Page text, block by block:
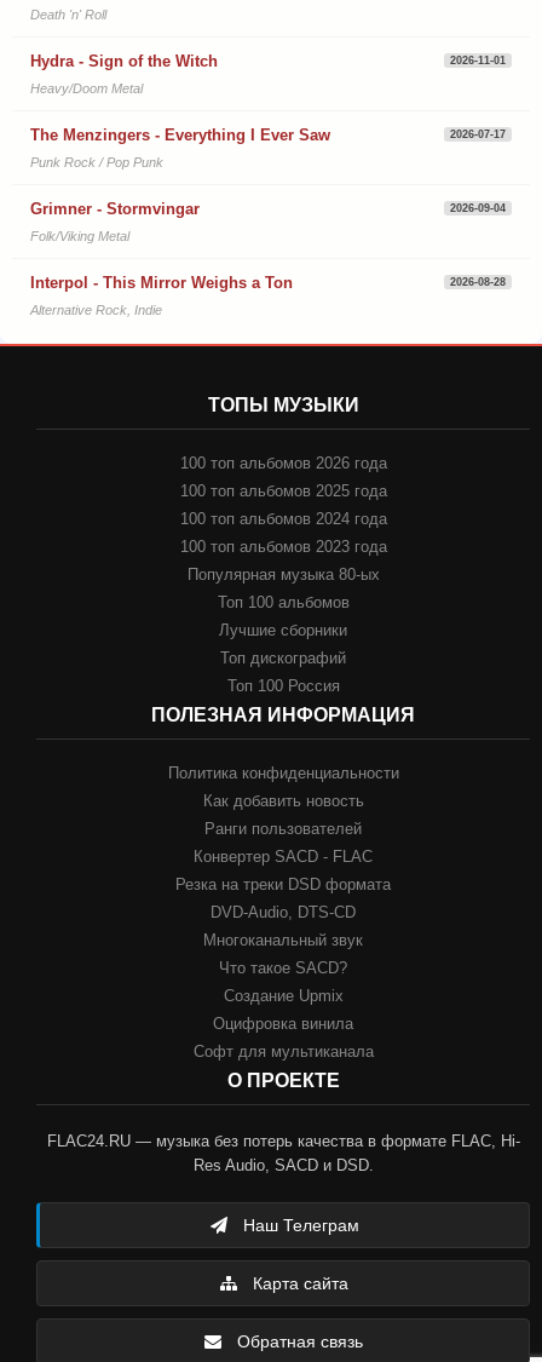
Death 'n' Roll
Hydra - Sign of the Witch 2026-11-01
Heavy/Doom Metal
The Menzingers - Everything I Ever Saw 2026-07-17
Punk Rock / Pop Punk
Grimner - Stormvingar 2026-09-04
Folk/Viking Metal
Interpol - This Mirror Weighs a Ton 2026-08-28
Alternative Rock, Indie
ТОПЫ МУЗЫКИ
100 топ альбомов 2026 года
100 топ альбомов 2025 года
100 топ альбомов 2024 года
100 топ альбомов 2023 года
Популярная музыка 80-ых
Топ 100 альбомов
Лучшие сборники
Топ дискографий
Топ 100 Россия
ПОЛЕЗНАЯ ИНФОРМАЦИЯ
Политика конфиденциальности
Как добавить новость
Ранги пользователей
Конвертер SACD - FLAC
Резка на треки DSD формата
DVD-Audio, DTS-CD
Многоканальный звук
Что такое SACD?
Создание Upmix
Оцифровка винила
Софт для мультиканала
О ПРОЕКТЕ
FLAC24.RU — музыка без потерь качества в формате FLAC, Hi-
Res Audio, SACD и DSD.
Наш Телеграм
Карта сайта
Обратная связь